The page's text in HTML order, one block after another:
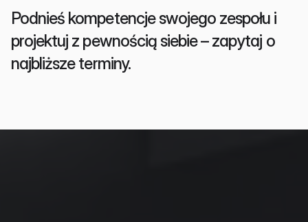
Podnieś kompetencje swojego zespołu i
projektuj z pewnością siebie – zapytaj o
najbliższe terminy.